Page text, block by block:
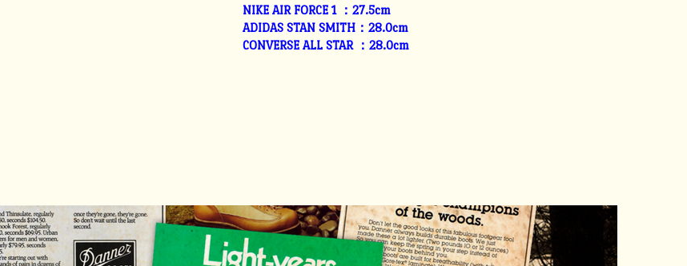
NIKE AIR FORCE 1 ：27.5cm
ADIDAS STAN SMITH：28.0cm
CONVERSE ALL STAR ：28.0cm